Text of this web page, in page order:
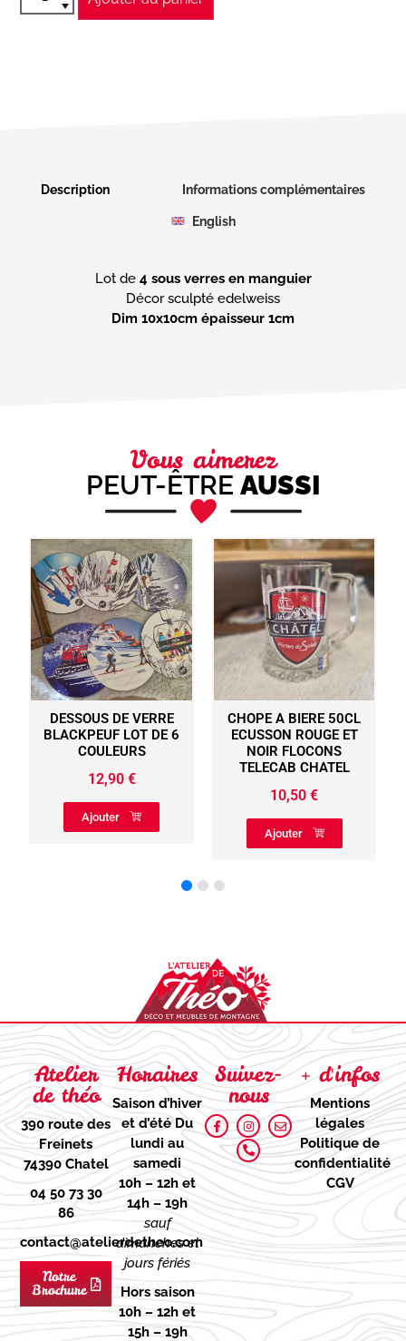
Description Informations complémentaires
English
Lot de 4 sous verres en manguier
Dim 10x10cm épaisseur 1cm
Vous aimerez
PEUT-ÊTRE AUSSI
DE VERRE
LOT DE 6
CHOPE A BIERE 50CL
ECUSSON ROUGE ET
NOIR FLOCONS
TELECAB CHATEL
PEAU DE
SUPPORT
Atelier
de théo
390 route des
Freinets
74390 Chatel
04 50 73 30
86
contact@atelierdetheo.com
Notre
Brochure
Horaires
Saison d’hiver
et d’étéDu
lundi au
samedi
10h – 12h et
14h – 19h
sauf
dimanches et
jours fériés
Hors saison
10h – 12h et
15h – 19h
Suivez-
nous
+ d'infos
Mentions
légales
Politique de
confidentialité
CGV